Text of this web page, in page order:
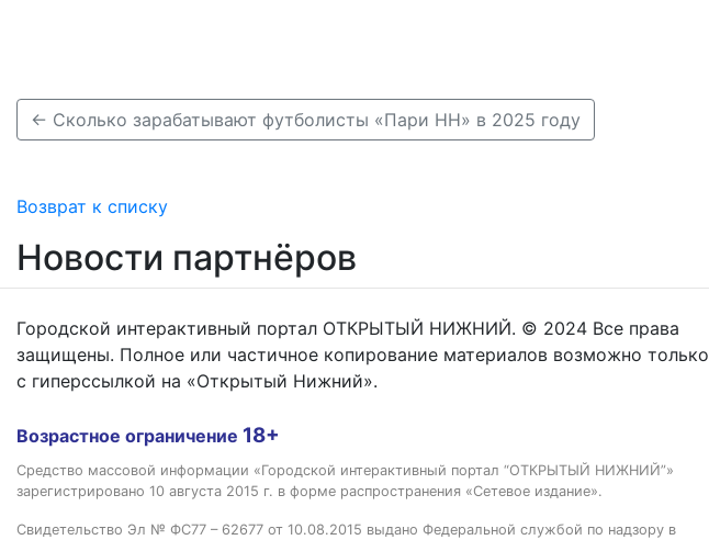
← Сколько зарабатывают футболисты «Пари НН» в 2025 году
Возврат к списку
Новости партнёров
Городской интерактивный портал ОТКРЫТЫЙ НИЖНИЙ. © 2024 Все права
защищены. Полное или частичное копирование материалов возможно только
с гиперссылкой на «Открытый Нижний».
Возрастное ограничение 18+
Средство массовой информации «Городской интерактивный портал “ОТКРЫТЫЙ НИЖНИЙ”»
зарегистрировано 10 августа 2015 г. в форме распространения «Сетевое издание».
Свидетельство Эл № ФС77 – 62677 от 10.08.2015 выдано Федеральной службой по надзору в